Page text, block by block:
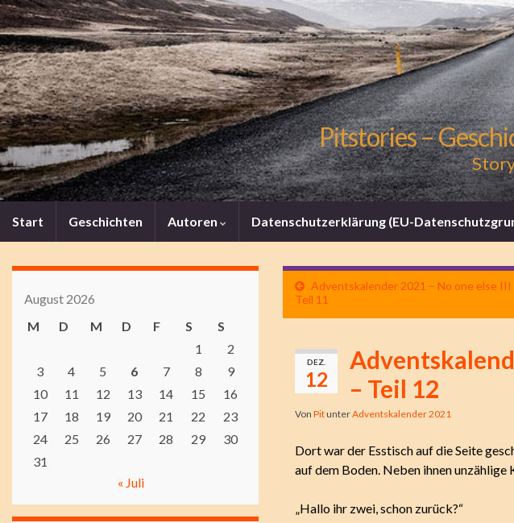
Pitstories –
Start Geschichten Autoren Datenschutzerklärung (EU-
Adventskalender 2021 – No one else III
Teil 11
DEZ.
12
– Teil 12
Von PitunterAdventskalender 2021
Dort war der Esstisch auf die Seite
auf dem Boden. Neben ihnen unzählige
„Hallo ihr zwei, schon zurück?“
August 2026
M
D M D F S
S
1
2
3
4 5 6 7 8
9
10
11 12 13 14 15
16
17
18 19 20 21 22
23
24
25 26 27 28 29
30
31
« Juli